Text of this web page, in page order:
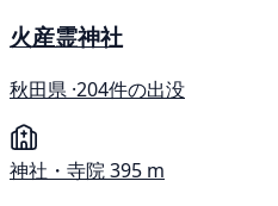
火産霊神社
秋田県 ·204件の出没
神社・寺院395 m